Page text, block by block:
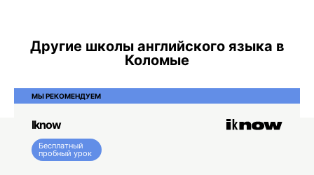
Другие школы английского языка в
Коломые
МЫ РЕКОМЕНДУЕМ
Iknow
Бесплатный
пробный урок